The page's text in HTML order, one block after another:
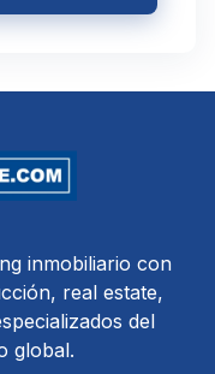
inmobiliario con
real estate,
del
global.